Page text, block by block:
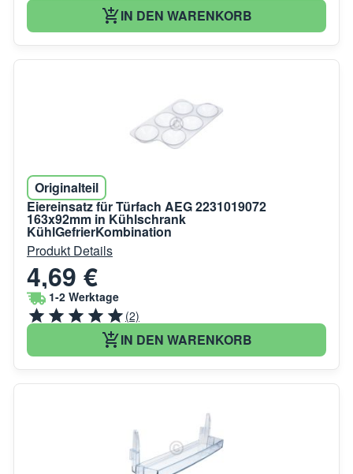
IN DEN WARENKORB
Originalteil
Eiereinsatz für Türfach AEG 2231019072
163x92mm in Kühlschrank
KühlGefrierKombination
Produkt Details
4,69 €
1-2 Werktage
(2)
IN DEN WARENKORB